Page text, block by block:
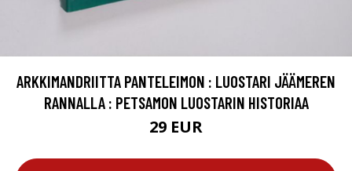
ARKKIMANDRIITTA PANTELEIMON : LUOSTARI JÄÄMEREN
RANNALLA : PETSAMON LUOSTARIN HISTORIAA
29 EUR